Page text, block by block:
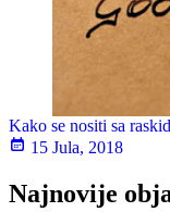
Kako se nositi sa
15 Jula, 2018
Najnovije